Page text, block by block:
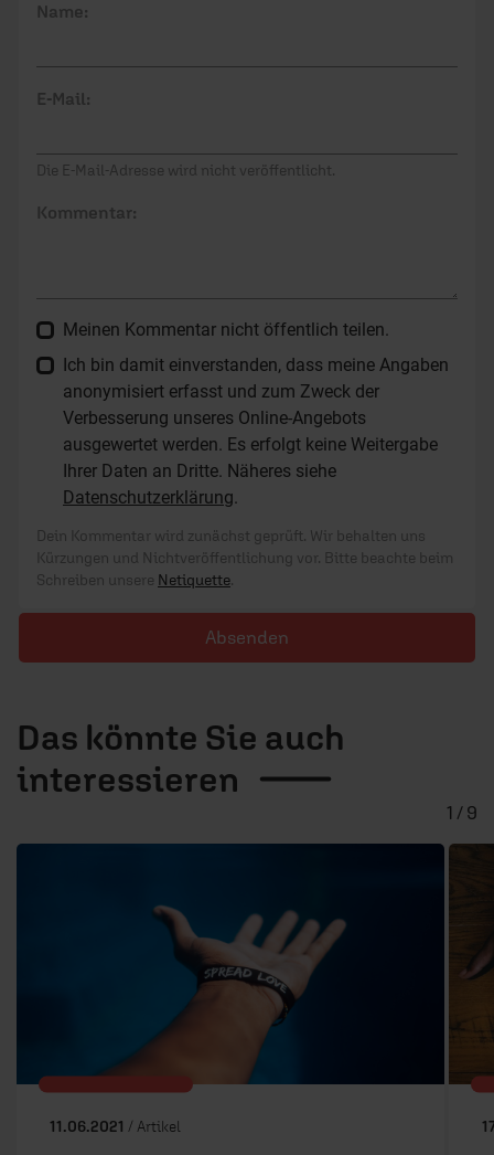
Name:
E-Mail:
Die E-Mail-Adresse wird nicht veröffentlicht.
Kommentar:
Meinen Kommentar nicht öffentlich teilen.
Ich bin damit einverstanden, dass meine Angaben
anonymisiert erfasst und zum Zweck der
Verbesserung unseres Online-Angebots
ausgewertet werden. Es erfolgt keine Weitergabe
Ihrer Daten an Dritte. Näheres siehe
Datenschutzerklärung.
Dein Kommentar wird zunächst geprüft. Wir behalten uns
Kürzungen und Nichtveröffentlichung vor. Bitte beachte beim
Schreiben unsere Netiquette.
Absenden
Das könnte Sie auch
interessieren
11.06.2021 / Artikel
1 / 9